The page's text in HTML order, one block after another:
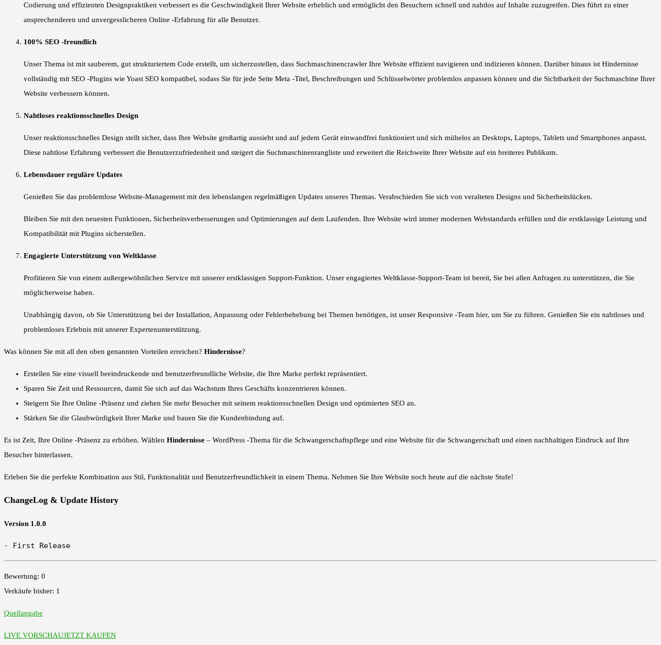
Codierung und effizienten Designpraktiken verbessert es die Geschwindigkeit Ihrer Website erheblich und ermöglicht den Besuchern schnell und nahtlos auf Inhalte zuzugreifen. Dies führt zu einer
ansprechenderen und unvergesslicheren Online -Erfahrung für alle Benutzer.
100% SEO -freundlich
Unser Thema ist mit sauberem, gut strukturiertem Code erstellt, um sicherzustellen, dass Suchmaschinencrawler Ihre Website effizient navigieren und indizieren können. Darüber hinaus ist Hindernisse
vollständig mit SEO -Plugins wie Yoast SEO kompatibel, sodass Sie für jede Seite Meta -Titel, Beschreibungen und Schlüsselwörter problemlos anpassen können und die Sichtbarkeit der Suchmaschine Ihrer
Website verbessern können.
Nahtloses reaktionsschnelles Design
Unser reaktionsschnelles Design stellt sicher, dass Ihre Website großartig aussieht und auf jedem Gerät einwandfrei funktioniert und sich mühelos an Desktops, Laptops, Tablets und Smartphones anpasst.
Diese nahtlose Erfahrung verbessert die Benutzerzufriedenheit und steigert die Suchmaschinenrangliste und erweitert die Reichweite Ihrer Website auf ein breiteres Publikum.
Lebensdauer reguläre Updates
Genießen Sie das problemlose Website-Management mit den lebenslangen regelmäßigen Updates unseres Themas. Verabschieden Sie sich von veralteten Designs und Sicherheitslücken.
Bleiben Sie mit den neuesten Funktionen, Sicherheitsverbesserungen und Optimierungen auf dem Laufenden. Ihre Website wird immer modernen Webstandards erfüllen und die erstklassige Leistung und
Kompatibilität mit Plugins sicherstellen.
Engagierte Unterstützung von Weltklasse
Profitieren Sie von einem außergewöhnlichen Service mit unserer erstklassigen Support-Funktion. Unser engagiertes Weltklasse-Support-Team ist bereit, Sie bei allen Anfragen zu unterstützen, die Sie
möglicherweise haben.
Unabhängig davon, ob Sie Unterstützung bei der Installation, Anpassung oder Fehlerbehebung bei Themen benötigen, ist unser Responsive -Team hier, um Sie zu führen. Genießen Sie ein nahtloses und
problemloses Erlebnis mit unserer Expertenunterstützung.
Was können Sie mit all den oben genannten Vorteilen erreichen? Hindernisse?
Erstellen Sie eine visuell beeindruckende und benutzerfreundliche Website, die Ihre Marke perfekt repräsentiert.
Sparen Sie Zeit und Ressourcen, damit Sie sich auf das Wachstum Ihres Geschäfts konzentrieren können.
Steigern Sie Ihre Online -Präsenz und ziehen Sie mehr Besucher mit seinem reaktionsschnellen Design und optimierten SEO an.
Stärken Sie die Glaubwürdigkeit Ihrer Marke und bauen Sie die Kundenbindung auf.
Es ist Zeit, Ihre Online -Präsenz zu erhöhen. Wählen Hindernisse – WordPress -Thema für die Schwangerschaftspflege und eine Website für die Schwangerschaft und einen nachhaltigen Eindruck auf Ihre
Besucher hinterlassen.
Erleben Sie die perfekte Kombination aus Stil, Funktionalität und Benutzerfreundlichkeit in einem Thema. Nehmen Sie Ihre Website noch heute auf die nächste Stufe!
ChangeLog & Update History
Version 1.0.0
- First Release
Bewertung: 0
Verkäufe bisher: 1
Quellangabe
LIVE VORSCHAUJETZT KAUFEN